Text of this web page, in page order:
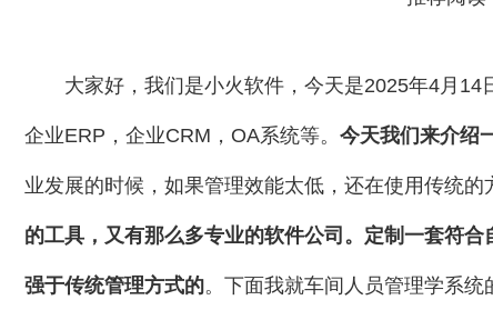
大家好，我们是小火软件，今天是2025年4月
企业ERP，企业CRM，OA系统等。 今天我们来介绍
业发展的时候，如果管理效能太低，还在使用传统的
的工具，又有那么多专业的软件公司。定制一套符
强于传统管理方式的。下面我就车间人员管理学系